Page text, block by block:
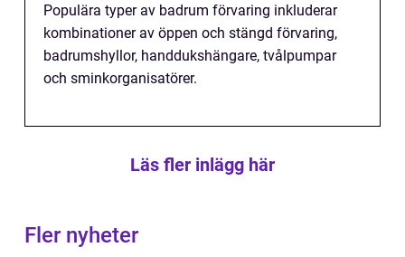
Populära typer av badrum förvaring inkluderar
kombinationer av öppen och stängd förvaring,
badrumshyllor, handdukshängare, tvålpumpar
och sminkorganisatörer.
Läs fler inlägg här
Fler nyheter